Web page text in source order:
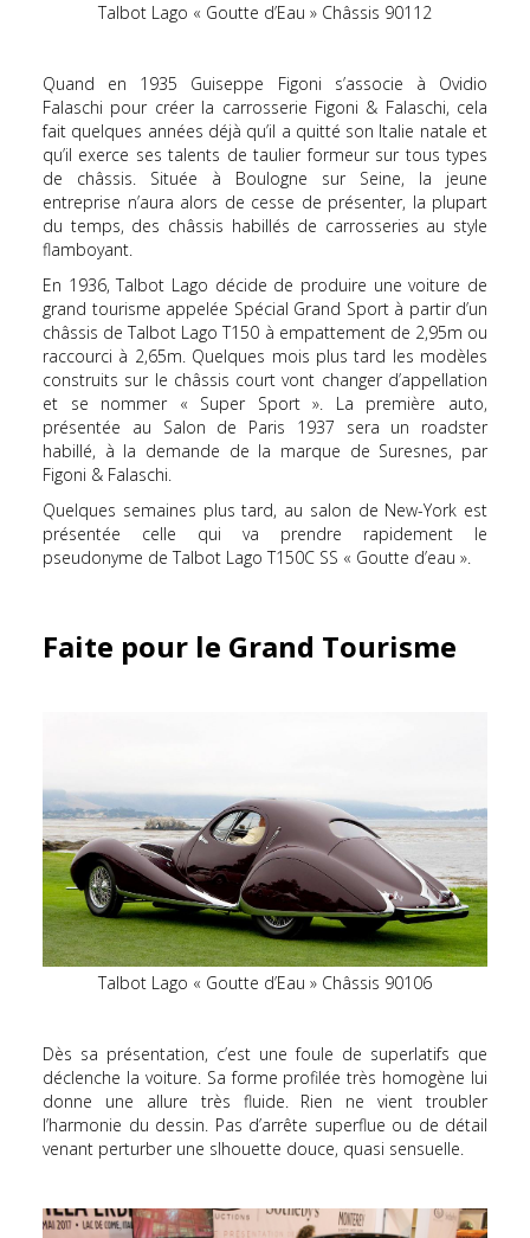
Talbot Lago « Goutte d’Eau » Châssis 90112
Quand en 1935 Guiseppe Figoni s’associe à Ovidio
Falaschi pour créer la carrosserie Figoni & Falaschi, cela
fait quelques années déjà qu’il a quitté son Italie natale et
qu’il exerce ses talents de taulier formeur sur tous types
de châssis. Située à Boulogne sur Seine, la jeune
entreprise n’aura alors de cesse de présenter, la plupart
du temps, des châssis habillés de carrosseries au style
flamboyant.
En 1936, Talbot Lago décide de produire une voiture de
grand tourisme appelée Spécial Grand Sport à partir d’un
châssis de Talbot Lago T150 à empattement de 2,95m ou
raccourci à 2,65m. Quelques mois plus tard les modèles
construits sur le châssis court vont changer d’appellation
et se nommer « Super Sport ». La première auto,
présentée au Salon de Paris 1937 sera un roadster
habillé, à la demande de la marque de Suresnes, par
Figoni & Falaschi.
Quelques semaines plus tard, au salon de New-York est
présentée celle qui va prendre rapidement le
pseudonyme de Talbot Lago T150C SS « Goutte d’eau ».
Faite pour le Grand Tourisme
Talbot Lago « Goutte d’Eau » Châssis 90106
Dès sa présentation, c’est une foule de superlatifs que
déclenche la voiture. Sa forme profilée très homogène lui
donne une allure très fluide. Rien ne vient troubler
l’harmonie du dessin. Pas d’arrête superflue ou de détail
venant perturber une slhouette douce, quasi sensuelle.